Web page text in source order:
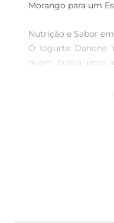
Morango para um
Nutrição e Sabor
O Iogurte Danone
quem busca uma
porção de